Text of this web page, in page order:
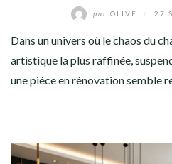
par OLIVE 27
Dans un univers où le chaos du
artistique la plus raffinée,
une pièce en rénovation semble